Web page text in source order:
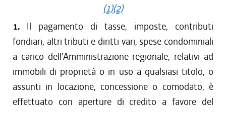
(1)(2)
1. Il pagamento di tasse, imposte, contributi
fondiari, altri tributi e diritti vari, spese condominiali
a carico dell'Amministrazione regionale, relativi ad
immobili di proprietà o in uso a qualsiasi titolo, o
assunti in locazione, concessione o comodato, è
effettuato con aperture di credito a favore del